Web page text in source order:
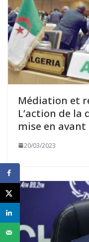
Médiation et
L’action de
mise en avant
20/03/2023